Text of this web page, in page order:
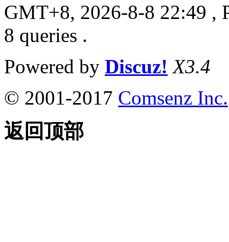
GMT+8, 2026-8-8 22:49 ,
8 queries .
Powered by Discuz! X3.4
© 2001-2017 Comsenz Inc.
返回顶部